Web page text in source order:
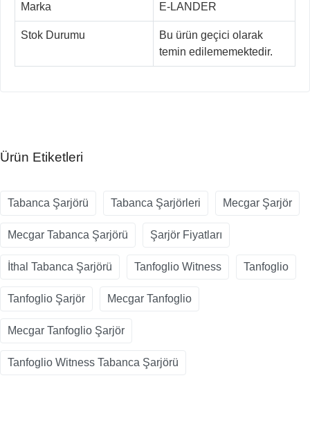
Marka E-LANDER
Stok Durumu
Bu ürün geçici olarak
temin edilememektedir.
Ürün Etiketleri
Tabanca Şarjörü Tabanca Şarjörleri Mecgar Şarjör
Mecgar Tabanca Şarjörü Şarjör Fiyatları
İthal Tabanca Şarjörü Tanfoglio Witness Tanfoglio
Tanfoglio Şarjör Mecgar Tanfoglio
Mecgar Tanfoglio Şarjör
Tanfoglio Witness Tabanca Şarjörü